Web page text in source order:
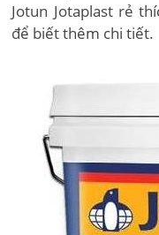
Jotun Jotaplast rẻ
để biết thêm chi tiết.